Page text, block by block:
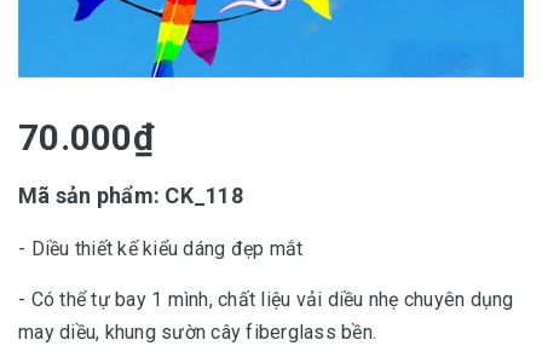
70.000₫
Mã sản phẩm: CK_118
- Diều thiết kế kiểu dáng đẹp mắt
- Có thể tự bay 1 mình, chất liệu vải diều nhẹ chuyên dụng
may diều, khung sườn cây fiberglass bền.